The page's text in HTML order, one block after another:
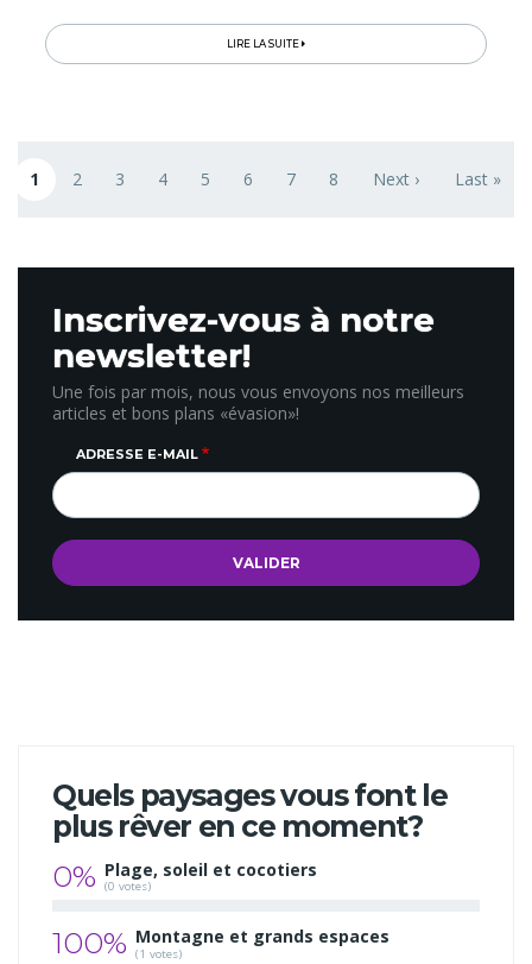
vue...
LIRE LA SUITE
Page courante
1 Page
2 Page
3 Page
4 Page
5 Page
6 Page
7 Page
8 Next page
Next › Last page
Last »
Inscrivez-vous à notre
newsletter!
Une fois par mois, nous vous envoyons nos meilleurs
articles et bons plans «évasion»!
ADRESSE E-MAIL
Quels paysages vous font le
plus rêver en ce moment?
0% Plage, soleil et cocotiers
(0 votes)
100% Montagne et grands espaces
(1 votes)